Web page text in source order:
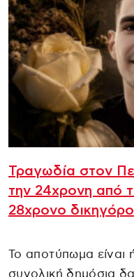
Τραγωδία στον
την 24χρονη από
28χρονο δικηγόρο
Το αποτύπωμα
συνολική δημόσια